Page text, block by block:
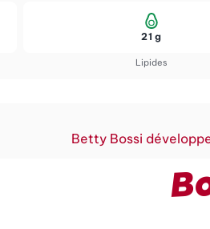
Lipides
21 g
Betty Bossi